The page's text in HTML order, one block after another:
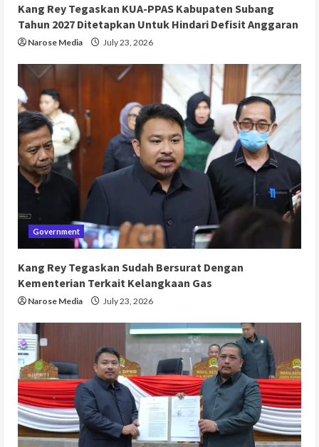
Kang Rey Tegaskan KUA-PPAS Kabupaten Subang
Tahun 2027 Ditetapkan Untuk Hindari Defisit Anggaran
Narose Media July 23, 2026
Government
Kang Rey Tegaskan Sudah Bersurat Dengan
Kementerian Terkait Kelangkaan Gas
Narose Media July 23, 2026